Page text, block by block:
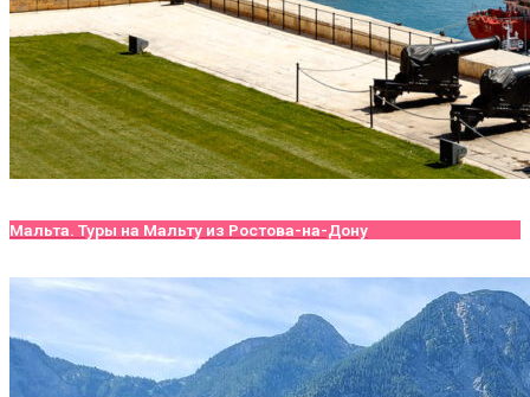
Мальта. Туры на Мальту из Ростова-на-Дону